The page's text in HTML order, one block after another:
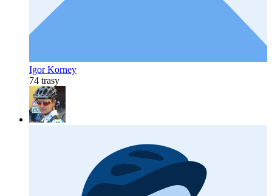
Igor Korney
74 trasy